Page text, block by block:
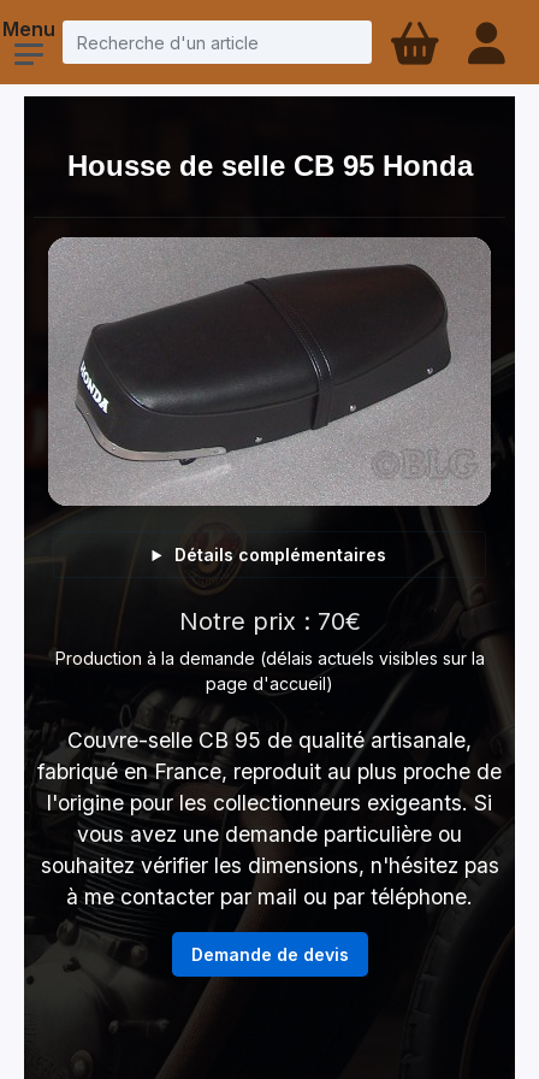
Housse de selle CB 95 Honda
Détails complémentaires
Notre prix : 70€
Production à la demande (délais actuels visibles sur la
page d'accueil)
Couvre-selle CB 95 de qualité artisanale,
fabriqué en France, reproduit au plus proche de
l'origine pour les collectionneurs exigeants. Si
vous avez une demande particulière ou
souhaitez vérifier les dimensions, n'hésitez pas
à me contacter par mail ou par téléphone.
Demande de devis